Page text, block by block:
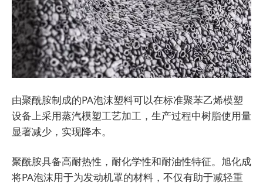
由聚酰胺制成的PA泡沫塑料可以在标准聚苯乙烯模塑
设备上采用蒸汽模塑工艺加工，生产过程中树脂使用量
显著减少，实现降本。
聚酰胺具备高耐热性，耐化学性和耐油性特征。旭化成
将PA泡沫用于为发动机罩的材料，不仅有助于减轻重